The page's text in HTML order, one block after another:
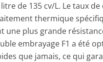
de 135 cv/L. Le taux
thermique
plus grande
embrayage F1 a été
que jamais, ce qui